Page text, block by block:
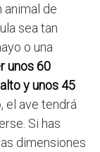
animal de
sea tan
o una
unos 60
y unos 45
el ave tendrá
Si has
dimensiones